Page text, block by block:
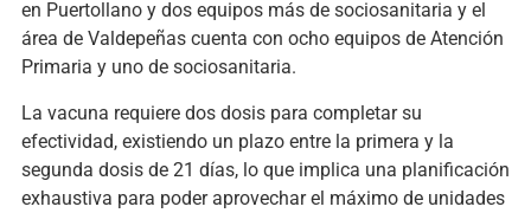
en Puertollano y dos equipos más de sociosanitaria y el
área de Valdepeñas cuenta con ocho equipos de Atención
Primaria y uno de sociosanitaria.
La vacuna requiere dos dosis para completar su
efectividad, existiendo un plazo entre la primera y la
segunda dosis de 21 días, lo que implica una planificación
exhaustiva para poder aprovechar el máximo de unidades